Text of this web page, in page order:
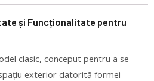
și Funcționalitate pentru
clasic, conceput pentru a se
exterior datorită formei